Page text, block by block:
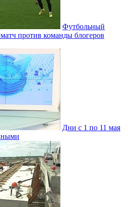
Футбольный
против команды блогеров
Дни с 1 по 11 мая